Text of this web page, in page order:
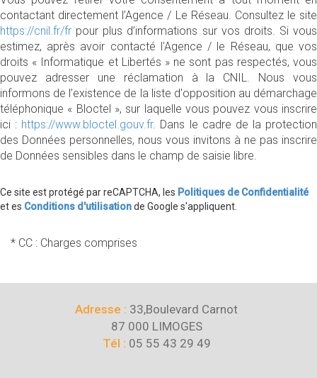
contactant directement l’Agence / Le Réseau. Consultez le site
https://cnil.fr/fr pour plus d’informations sur vos droits. Si vous
estimez, après avoir contacté l'Agence / le Réseau, que vos
droits « Informatique et Libertés » ne sont pas respectés, vous
pouvez adresser une réclamation à la CNIL. Nous vous
informons de l’existence de la liste d'opposition au démarchage
téléphonique « Bloctel », sur laquelle vous pouvez vous inscrire
ici : https://www.bloctel.gouv.fr. Dans le cadre de la protection
des Données personnelles, nous vous invitons à ne pas inscrire
de Données sensibles dans le champ de saisie libre.
Ce site est protégé par reCAPTCHA, les Politiques de Confidentialité
et es Conditions d'utilisationde Google s'appliquent.
* CC : Charges comprises
Adresse : 33,Boulevard Carnot
87 000 LIMOGES
Tél : 05 55 43 29 49